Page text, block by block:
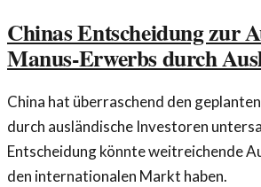
Chinas Entscheidung zur
Manus-Erwerbs durch
China hat überraschend den
durch ausländische Investoren
Entscheidung könnte weitreichende
den internationalen Markt haben.